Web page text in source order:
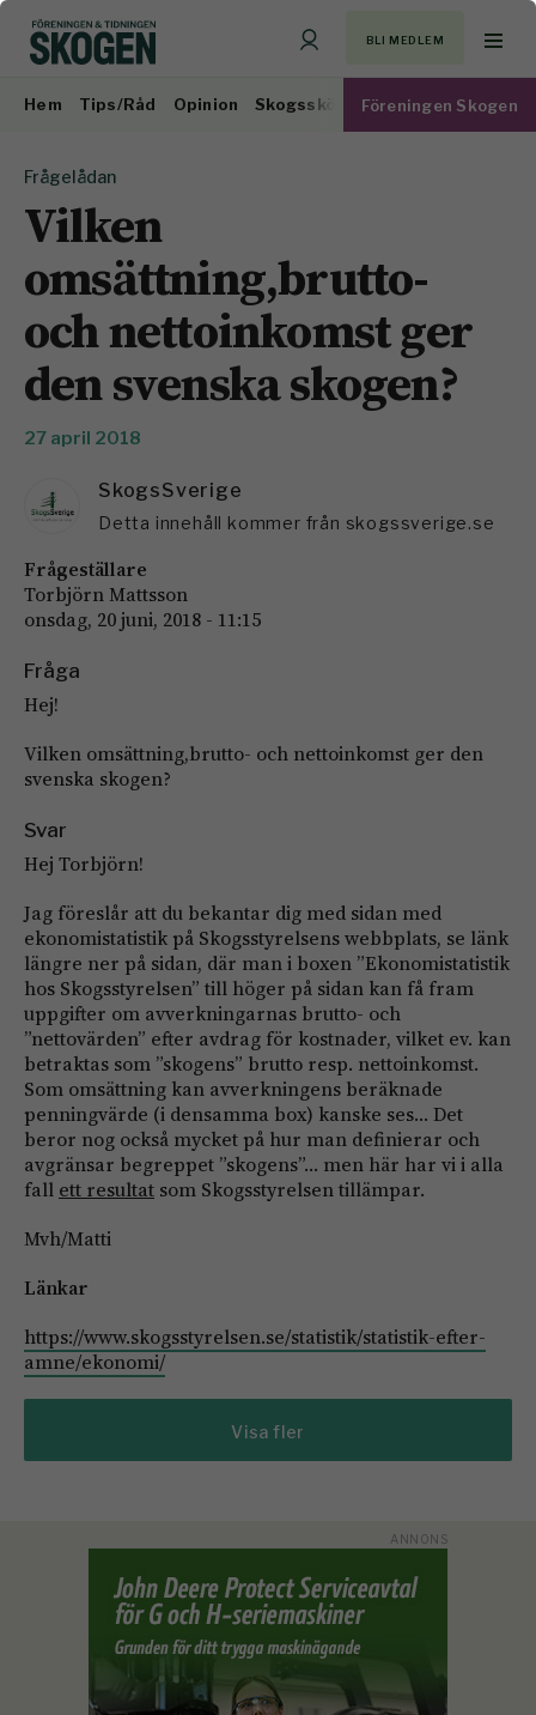
BLI MEDLEM
Hem Tips/Råd Opinion Skogsskötsel Virkesmarknad
Föreningen Skogen
Frågelådan
Vilken
omsättning,brutto-
och nettoinkomst ger
den svenska skogen?
27 april 2018
SkogsSverige
Detta innehåll kommer från skogssverige.se
Frågeställare
Torbjörn Mattsson
onsdag, 20 juni, 2018 - 11:15
Fråga
Hej!
Vilken omsättning,brutto- och nettoinkomst ger den
svenska skogen?
Svar
Hej Torbjörn!
Jag föreslår att du bekantar dig med sidan med
ekonomistatistik på Skogsstyrelsens webbplats, se länk
längre ner på sidan, där man i boxen ”Ekonomistatistik
hos Skogsstyrelsen” till höger på sidan kan få fram
uppgifter om avverkningarnas brutto- och
”nettovärden” efter avdrag för kostnader, vilket ev. kan
betraktas som ”skogens” brutto resp. nettoinkomst.
Som omsättning kan avverkningens beräknade
penningvärde (i densamma box) kanske ses… Det
beror nog också mycket på hur man definierar och
avgränsar begreppet ”skogens”… men här har vi i alla
fall ett resultat som Skogsstyrelsen tillämpar.
Mvh/Matti
Länkar
https://www.skogsstyrelsen.se/statistik/statistik-efter-
amne/ekonomi/
Visa fler